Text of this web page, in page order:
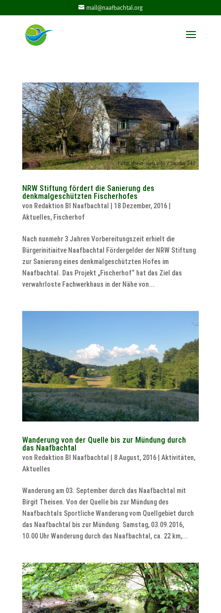
mail@naafbachtal.org
NRW Stiftung fördert die Sanierung des
denkmalgeschützten Fischerhofes
von Redaktion BI Naafbachtal 18 Dezember, 2016|
Aktuelles, Fischerhof
Nach nunmehr 3 Jahren Vorbereitungszeit erhielt die
Bürgerinitiaitve Naafbachtal Fördergelder der NRW Stiftung
zur Sanierung eines denkmalgeschützten Hofes im
Naafbachtal. Das Projekt „Fischerhof“ hat das Ziel das
verwahrloste Fachwerkhaus in der Nähe von...
Wanderung von der Quelle bis zur Mündung durch
das Naafbachtal
von Redaktion BI Naafbachtal 8 August, 2016| Aktivitäten,
Aktuelles
Wanderung am 03. September durch das Naafbachtal mit
Birgit Theisen. Von der Quelle bis zur Mündung des
Naafbachtals Sportliche Wanderung vom Quellgebiet durch
das Naafbachtal bis zur Mündung. Samstag, 03.09.2016,
10.00 Uhr Wanderung durch das Naafbachtal, ca. 22 km,...